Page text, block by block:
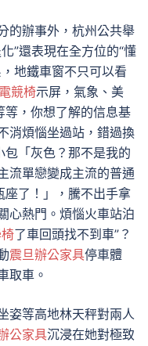
的辦事外，杭州公共舉
”還表現在全方位的“懂
地鐵車窗不只可以看
競椅示屏，氣象、美
等，你想了解的信息基
消煩惱坐過站，錯過換
包「灰色？那不是我的
流單戀變成主流的普通
座了！」，騰不出手拿
心熱門。煩惱火車站泊
了車回頭找不到車”？
震旦辦公家具停車體
取車。
姿等高地林天秤對兩人
公家具沉浸在她對極致